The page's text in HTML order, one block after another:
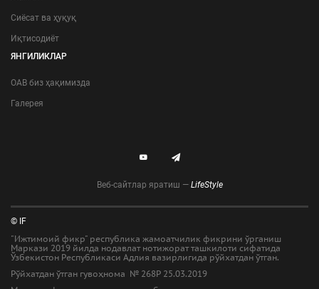
Сиёсат ва ҳуқуқ
Иқтисодиёт
ЯНГИЛИКЛАР
ОАВ биз ҳақимизда
Галерея
Веб-сайтлар яратиш — LifeStyle
© IF
"Ижтимоий фикр" республика жамоатчилик фикрини ўрганиш
Маркази 2019 йилда нодавлат нотижорат ташкилоти сифатида
Ўзбекистон Республикаси Адлия вазирлигида рўйхатдан ўтган.
Рўйхатдан ўтган гувоҳнома № 268Р 25.03.2019